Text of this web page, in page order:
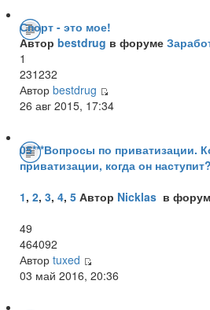
Спорт - это мое!
Автор bestdrug в форуме
1
231232
Автор bestdrug
26 авг 2015, 17:34
05***Вопросы по приватизации.
приватизации, когда он
1, 2, 3, 4, 5 Автор Nicklas в
49
464092
Автор tuxed
03 май 2016, 20:36